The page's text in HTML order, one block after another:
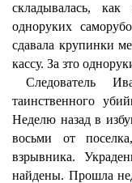
складывалась,
одноруких
сдавала крупинки
кассу. За зто
Следователь
таинственного
Неделю назад в
восьми от
взрывника.
найдены. Прошла